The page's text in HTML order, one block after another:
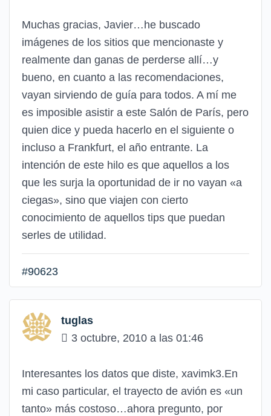
Muchas gracias, Javier…he buscado
imágenes de los sitios que mencionaste y
realmente dan ganas de perderse allí…y
bueno, en cuanto a las recomendaciones,
vayan sirviendo de guía para todos. A mí me
es imposible asistir a este Salón de París, pero
quien dice y pueda hacerlo en el siguiente o
incluso a Frankfurt, el año entrante. La
intención de este hilo es que aquellos a los
que les surja la oportunidad de ir no vayan «a
ciegas», sino que viajen con cierto
conocimiento de aquellos tips que puedan
serles de utilidad.
#90623
tuglas
3 octubre, 2010 a las 01:46
Interesantes los datos que diste, xavimk3.En
mi caso particular, el trayecto de avión es «un
tanto» más costoso…ahora pregunto, por